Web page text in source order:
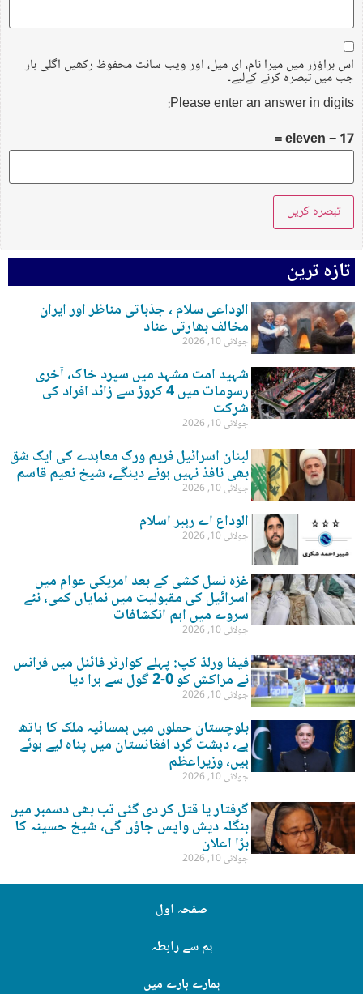
اس براؤزر میں میرا نام، ای میل، اور ویب سائٹ محفوظ رکھیں اگلی بار
جب میں تبصرہ کرنے کےلیے۔
Please enter an answer in digits:
17 − eleven =
تازہ ترین
الوداعی سلام ، جذباتی مناظر اور ایران
مخالف بھارتی عناد
جولائی 10, 2026
شہید امت مشہد میں سپرد خاک، آخری
رسومات میں 4 کروڑ سے زائد افراد کی
شرکت
جولائی 10, 2026
لبنان اسرائیل فریم ورک معاہدے کی ایک شق
بھی نافذ نہیں ہونے دینگے، شیخ نعیم قاسم
جولائی 10, 2026
الوداع اے رہبر اسلام
جولائی 10, 2026
غزہ نسل کشی کے بعد امریکی عوام میں
اسرائیل کی مقبولیت میں نمایاں کمی، نئے
سروے میں اہم انکشافات
جولائی 10, 2026
فیفا ورلڈ کپ: پہلے کوارٹر فائنل میں فرانس
نے مراکش کو 0-2 گول سے ہرا دیا
جولائی 10, 2026
بلوچستان حملوں میں ہمسائیہ ملک کا ہاتھ
ہے، دہشت گرد افغانستان میں پناہ لیے ہوئے
ہیں، وزیراعظم
جولائی 10, 2026
گرفتار یا قتل کر دی گئی تب بھی دسمبر میں
بنگلہ دیش واپس جاؤں گی، شیخ حسینہ کا
بڑا اعلان
جولائی 10, 2026
صفحہ اول
ہم سے رابطہ
ہمارے بارے میں